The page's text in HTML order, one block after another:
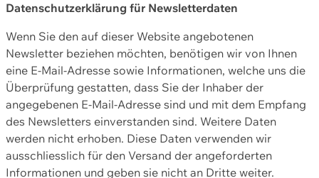
Datenschutzerklärung für Newsletterdaten
Wenn Sie den auf dieser Website angebotenen
Newsletter beziehen möchten, benötigen wir von Ihnen
eine E-Mail-Adresse sowie Informationen, welche uns die
Überprüfung gestatten, dass Sie der Inhaber der
angegebenen E-Mail-Adresse sind und mit dem Empfang
des Newsletters einverstanden sind. Weitere Daten
werden nicht erhoben. Diese Daten verwenden wir
ausschliesslich für den Versand der angeforderten
Informationen und geben sie nicht an Dritte weiter.